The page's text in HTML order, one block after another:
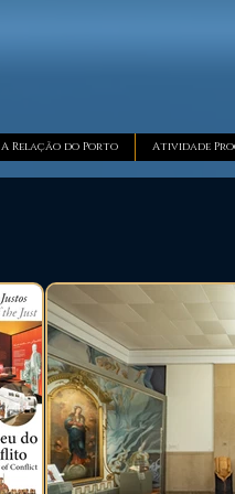
A Relação do Porto Atividade